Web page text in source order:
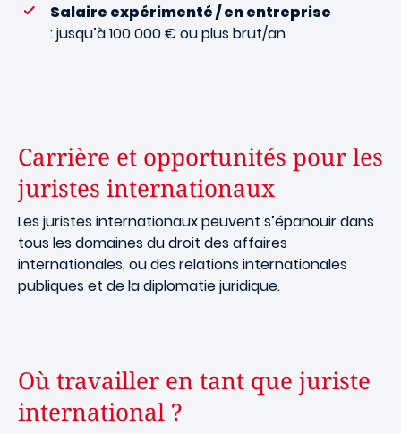
Salaire expérimenté / en entreprise
: jusqu’à 100 000 € ou plus brut/an
Carrière et opportunités pour les
juristes internationaux
Les juristes internationaux peuvent s’épanouir dans
tous les domaines du droit des affaires
internationales, ou des relations internationales
publiques et de la diplomatie juridique.
Où travailler en tant que juriste
international ?